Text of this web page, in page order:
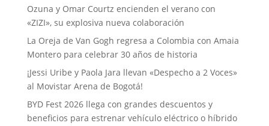
Ozuna y Omar Courtz encienden el verano con
«ZIZI», su explosiva nueva colaboración
La Oreja de Van Gogh regresa a Colombia con Amaia
Montero para celebrar 30 años de historia
¡Jessi Uribe y Paola Jara llevan «Despecho a 2 Voces»
al Movistar Arena de Bogotá!
BYD Fest 2026 llega con grandes descuentos y
beneficios para estrenar vehículo eléctrico o híbrido